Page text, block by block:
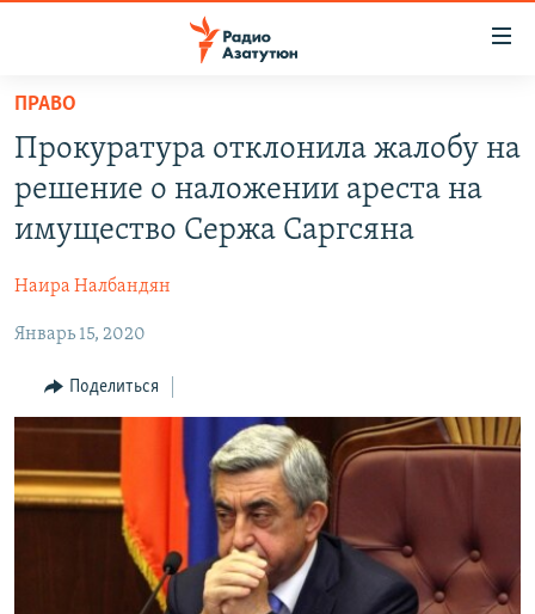
Перейти
основному
содержанию
Перейти
основной
навигации
Перейти
поиску
НОВОСТИ
ПОЛИТИКА
ЭКОНОМИКА
РЕГИОН
НАГОРНЫЙ КАРАБАХ
КУЛЬТУРА
СПОРТ
АРХИВ
ПРАВО
Прокуратура отклонила жалобу на
решение о наложении ареста на
имущество Сержа Саргсяна
Наира Налбандян
Январь 15, 2020
Поделиться